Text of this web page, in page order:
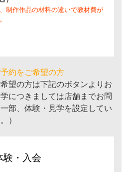
制作作品の材料の違いで教材費が
約をご希望の方
望の方は下記のボタンよりお
につきましては店舗までお問
部、体験・見学を設定してい
）
験・入会